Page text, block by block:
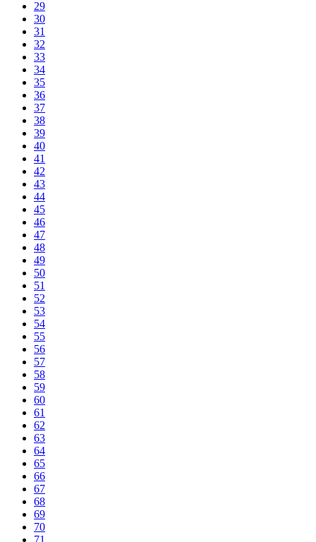
29
30
31
32
33
34
35
36
37
38
39
40
41
42
43
44
45
46
47
48
49
50
51
52
53
54
55
56
57
58
59
60
61
62
63
64
65
66
67
68
69
70
71